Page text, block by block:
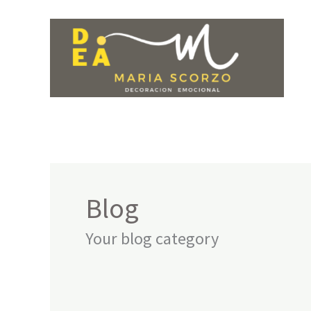
Blog
Your blog category